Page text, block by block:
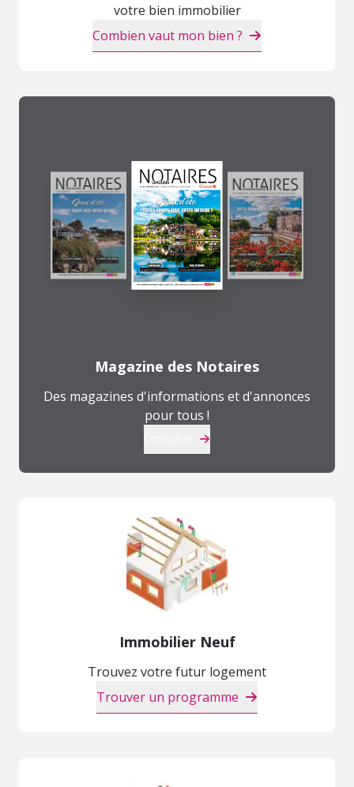
votre bien immobilier
Combien vaut mon bien ?
Magazine des Notaires
Des magazines d'informations et d'annonces
pour tous !
Immobilier Neuf
Trouvez votre futur logement
Trouver un programme